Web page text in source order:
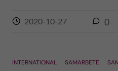
2020-10-27 0
INTERNATIONAL SAMARBETE